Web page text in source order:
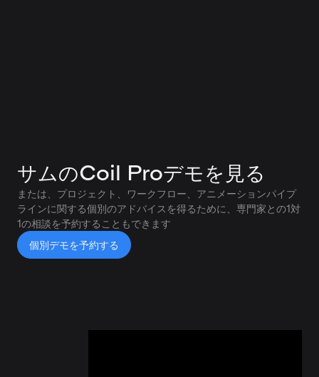
サムのCoil Proデモを見る
または、プロジェクト、ワークフロー、アニメーションパイプ
ラインに関する個別のアドバイスを得るために、専門家との1対
1の相談を予約することもできます
個別デモを予約する